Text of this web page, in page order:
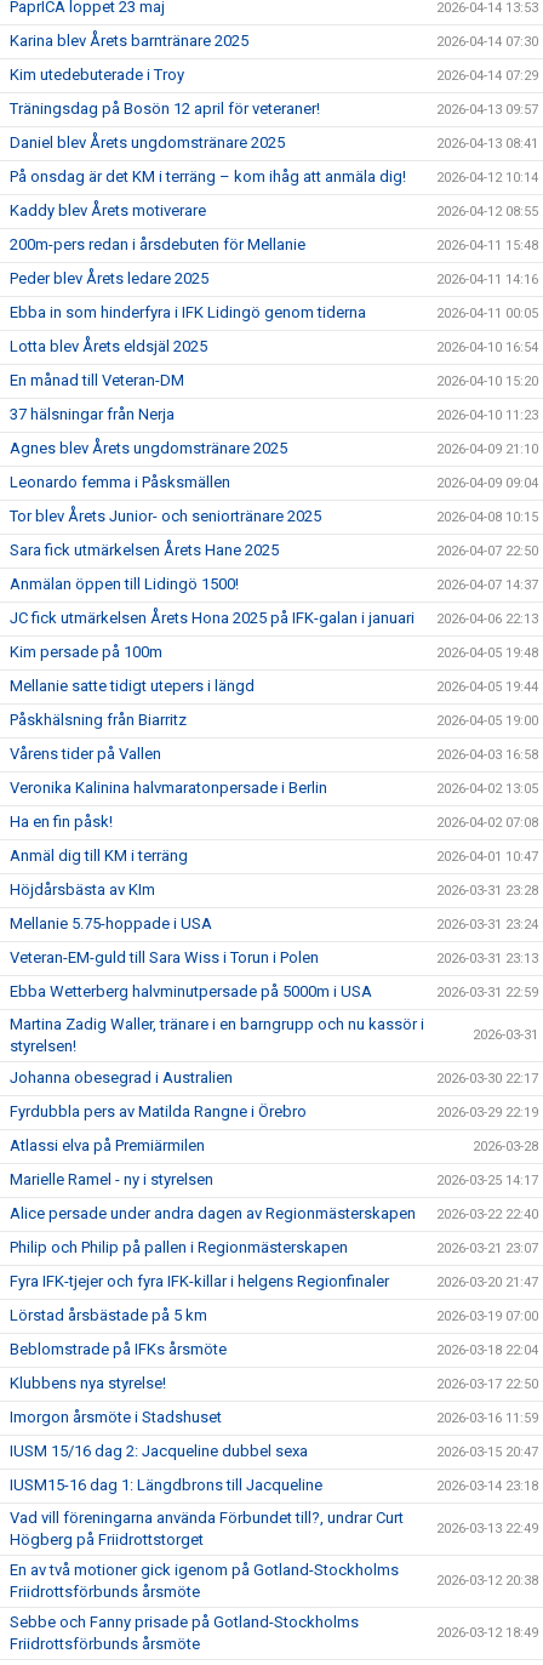
PaprICA loppet 23 maj 2026-04-14 13:53
Karina blev Årets barntränare 2025 2026-04-14 07:30
Kim utedebuterade i Troy 2026-04-14 07:29
Träningsdag på Bosön 12 april för veteraner! 2026-04-13 09:57
Daniel blev Årets ungdomstränare 2025 2026-04-13 08:41
På onsdag är det KM i terräng – kom ihåg att anmäla dig! 2026-04-12 10:14
Kaddy blev Årets motiverare 2026-04-12 08:55
200m-pers redan i årsdebuten för Mellanie 2026-04-11 15:48
Peder blev Årets ledare 2025 2026-04-11 14:16
Ebba in som hinderfyra i IFK Lidingö genom tiderna 2026-04-11 00:05
Lotta blev Årets eldsjäl 2025 2026-04-10 16:54
En månad till Veteran-DM 2026-04-10 15:20
37 hälsningar från Nerja 2026-04-10 11:23
Agnes blev Årets ungdomstränare 2025 2026-04-09 21:10
Leonardo femma i Påsksmällen 2026-04-09 09:04
Tor blev Årets Junior- och seniortränare 2025 2026-04-08 10:15
Sara fick utmärkelsen Årets Hane 2025 2026-04-07 22:50
Anmälan öppen till Lidingö 1500! 2026-04-07 14:37
JC fick utmärkelsen Årets Hona 2025 på IFK-galan i januari 2026-04-06 22:13
Kim persade på 100m 2026-04-05 19:48
Mellanie satte tidigt utepers i längd 2026-04-05 19:44
Påskhälsning från Biarritz 2026-04-05 19:00
Vårens tider på Vallen 2026-04-03 16:58
Veronika Kalinina halvmaratonpersade i Berlin 2026-04-02 13:05
Ha en fin påsk! 2026-04-02 07:08
Anmäl dig till KM i terräng 2026-04-01 10:47
Höjdårsbästa av KIm 2026-03-31 23:28
Mellanie 5.75-hoppade i USA 2026-03-31 23:24
Veteran-EM-guld till Sara Wiss i Torun i Polen 2026-03-31 23:13
Ebba Wetterberg halvminutpersade på 5000m i USA 2026-03-31 22:59
Martina Zadig Waller, tränare i en barngrupp och nu kassör i
styrelsen!
2026-03-31
Johanna obesegrad i Australien 2026-03-30 22:17
Fyrdubbla pers av Matilda Rangne i Örebro 2026-03-29 22:19
Atlassi elva på Premiärmilen 2026-03-28
Marielle Ramel - ny i styrelsen 2026-03-25 14:17
Alice persade under andra dagen av Regionmästerskapen 2026-03-22 22:40
Philip och Philip på pallen i Regionmästerskapen 2026-03-21 23:07
Fyra IFK-tjejer och fyra IFK-killar i helgens Regionfinaler 2026-03-20 21:47
Lörstad årsbästade på 5 km 2026-03-19 07:00
Beblomstrade på IFKs årsmöte 2026-03-18 22:04
Klubbens nya styrelse! 2026-03-17 22:50
Imorgon årsmöte i Stadshuset 2026-03-16 11:59
IUSM 15/16 dag 2: Jacqueline dubbel sexa 2026-03-15 20:47
IUSM15-16 dag 1: Längdbrons till Jacqueline 2026-03-14 23:18
Vad vill föreningarna använda Förbundet till?, undrar Curt
Högberg på Friidrottstorget
2026-03-13 22:49
En av två motioner gick igenom på Gotland-Stockholms
Friidrottsförbunds årsmöte
2026-03-12 20:38
Sebbe och Fanny prisade på Gotland-Stockholms
Friidrottsförbunds årsmöte
2026-03-12 18:49